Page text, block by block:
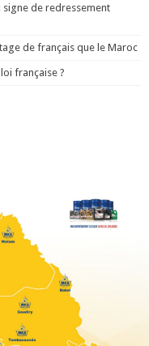
signe de redressement
de français que le Maroc
française ?